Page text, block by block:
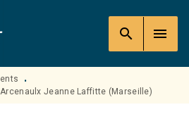
search menu
•
Jeanne Laffitte (Marseille)